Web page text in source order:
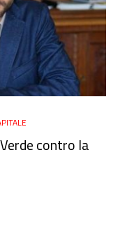
contro la